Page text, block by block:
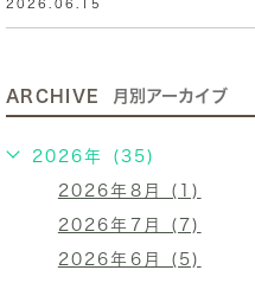
2026.06.15
ARCHIVE 月別アーカイブ
2026年 (35)
2026年8月 (1)
2026年7月 (7)
2026年6月 (5)